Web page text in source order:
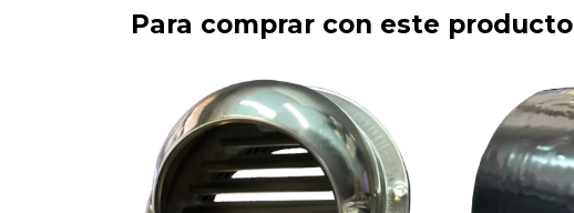
Para comprar con este producto